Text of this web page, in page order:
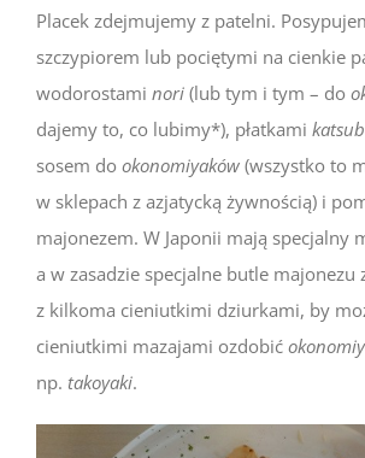
Placek zdejmujemy z patelni.
szczypiorem lub pociętymi na cienkie
wodorostami nori (lub tym i tym – do
dajemy to, co lubimy*), płatkami
sosem do okonomiyaków (wszystko to
w sklepach z azjatycką żywnością) i
majonezem. W Japonii mają specjalny
a w zasadzie specjalne butle majonezu
z kilkoma cieniutkimi dziurkami, by
cieniutkimi mazajami ozdobić
np. takoyaki.